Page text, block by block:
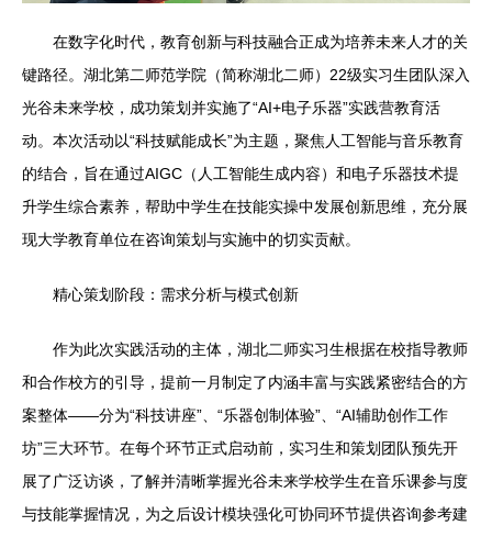
在数字化时代，教育创新与科技融合正成为培养未来人才的关
键路径。湖北第二师范学院（简称湖北二师）22级实习生团队深入
光谷未来学校，成功策划并实施了“AI+电子乐器”实践营教育活
动。本次活动以“科技赋能成长”为主题，聚焦人工智能与音乐教育
的结合，旨在通过AIGC（人工智能生成内容）和电子乐器技术提
升学生综合素养，帮助中学生在技能实操中发展创新思维，充分展
现大学教育单位在咨询策划与实施中的切实贡献。
精心策划阶段：需求分析与模式创新
作为此次实践活动的主体，湖北二师实习生根据在校指导教师
和合作校方的引导，提前一月制定了内涵丰富与实践紧密结合的方
案整体——分为“科技讲座”、“乐器创制体验”、“AI辅助创作工作
坊”三大环节。在每个环节正式启动前，实习生和策划团队预先开
展了广泛访谈，了解并清晰掌握光谷未来学校学生在音乐课参与度
与技能掌握情况，为之后设计模块强化可协同环节提供咨询参考建